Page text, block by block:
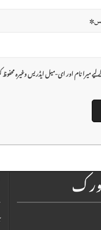
*
لیے میرا نام اور ای-میل ایڈریس وغیرہ